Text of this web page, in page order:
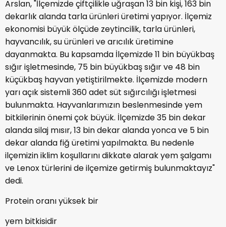
Arslan, "İlçemizde çiftçilikle uğraşan 13 bin kişi, 163 bin
dekarlık alanda tarla ürünleri üretimi yapıyor. İlçemiz
ekonomisi büyük ölçüde zeytincilik, tarla ürünleri,
hayvancılık, su ürünleri ve arıcılık üretimine
dayanmakta. Bu kapsamda İlçemizde 11 bin büyükbaş
sığır işletmesinde, 75 bin büyükbaş sığır ve 48 bin
küçükbaş hayvan yetiştirilmekte. İlçemizde modern
yarı açık sistemli 360 adet süt sığırcılığı işletmesi
bulunmakta. Hayvanlarımızın beslenmesinde yem
bitkilerinin önemi çok büyük. İlçemizde 35 bin dekar
alanda silaj mısır, 13 bin dekar alanda yonca ve 5 bin
dekar alanda fiğ üretimi yapılmakta. Bu nedenle
ilçemizin iklim koşullarını dikkate alarak yem şalgamı
ve Lenox türlerini de ilçemize getirmiş bulunmaktayız"
dedi.
Protein oranı yüksek bir
yem bitkisidir